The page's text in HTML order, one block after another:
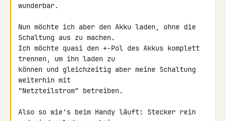
wunderbar.
Nun möchte ich aber den Akku laden, ohne die
Schaltung aus zu machen.
Ich möchte quasi den +-Pol des Akkus komplett
trennen, um ihn laden zu
können und gleichzeitig aber meine Schaltung
weiterhin mit
"Netzteilstrom" betreiben.
Also so wie's beim Handy läuft: Stecker rein